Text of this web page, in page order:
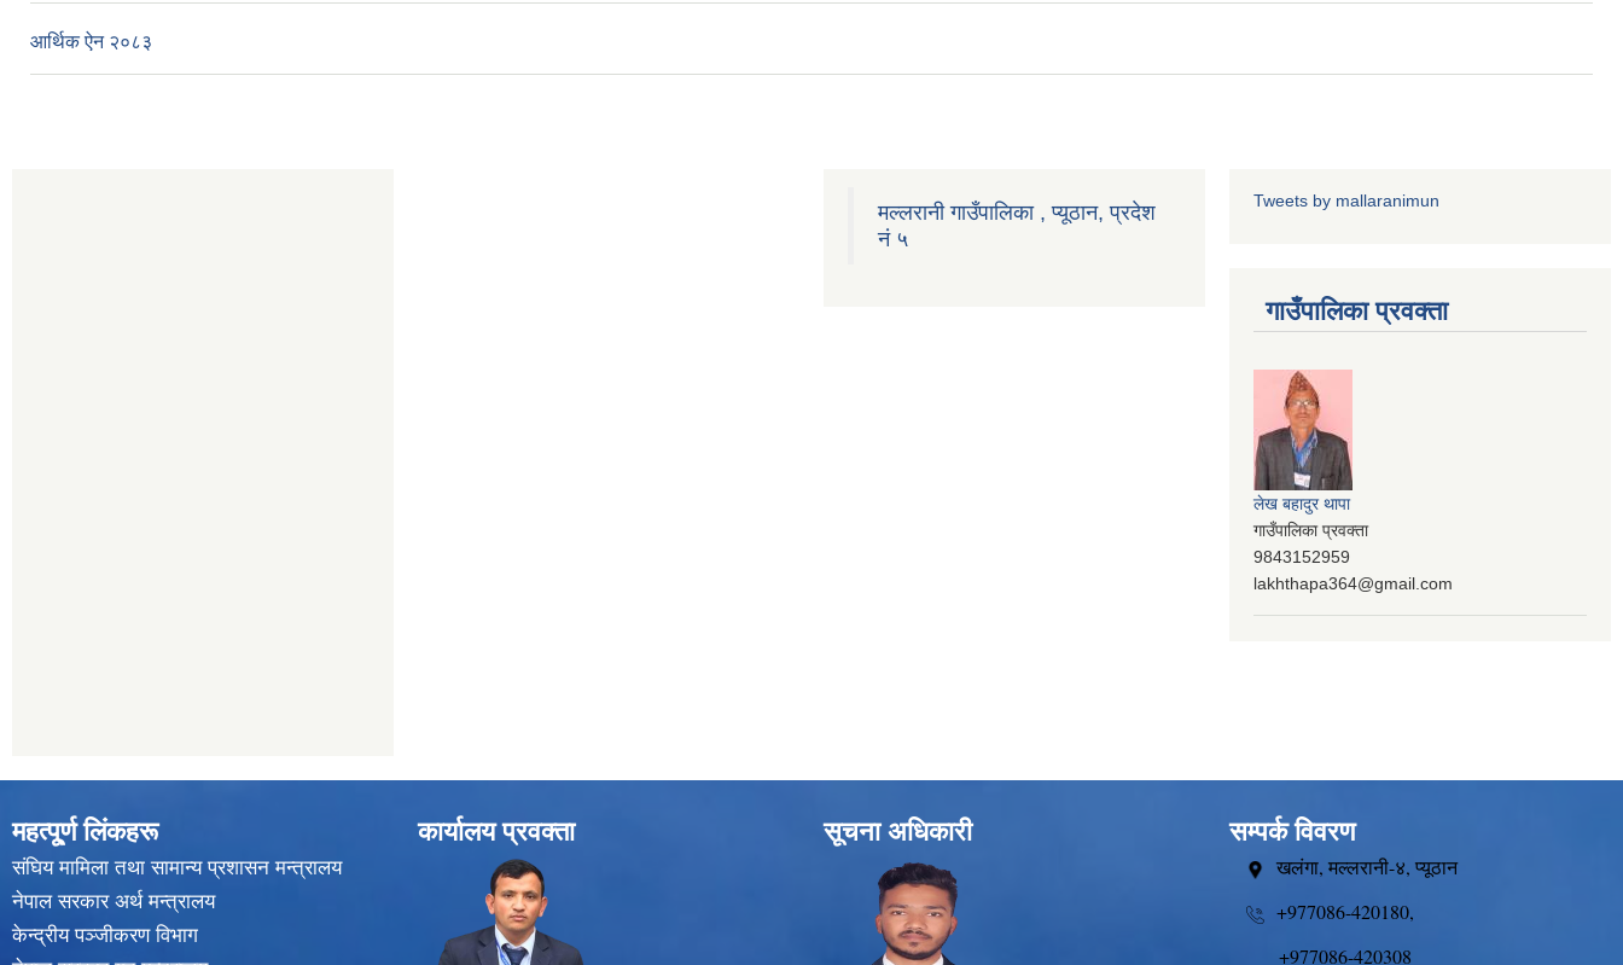
आर्थिक ऐन २०८३
मल्लरानी गाउँपालिका , प्यूठान, प्रदेश
नं ५
Tweets by mallaranimun
गाउँपालिका प्रवक्ता
लेख बहादुर थापा
गाउँपालिका प्रवक्ता
9843152959
lakhthapa364@gmail.com
महत्पू्र्ण लिंकहरू
संघिय मामिला तथा सामान्य प्रशासन मन्त्रालय
नेपाल सरकार अर्थ मन्त्रालय
केन्द्रीय पञ्जीकरण विभाग
कार्यालय प्रवक्ता सूचना अधिकारी सम्पर्क विवरण
खलंगा, मल्लरानी-४, प्यूठान
+977086-420180,
+977086-420308